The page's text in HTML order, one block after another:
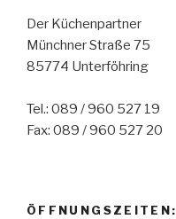
Der Küchenpartner
Münchner Straße 75
85774 Unterföhring
Tel.: 089 / 960 527 19
Fax: 089 / 960 527 20
ÖFFNUNGSZEITEN: